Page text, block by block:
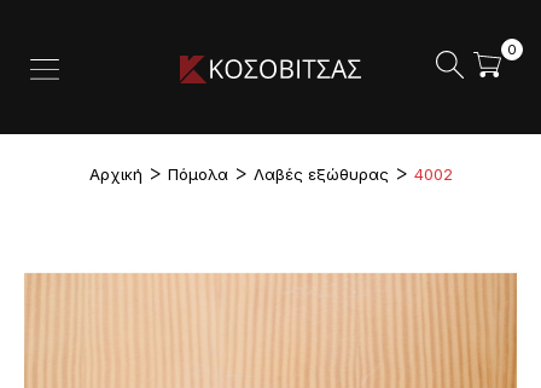
0
Αρχική Πόμολα Λαβές εξώθυρας 4002